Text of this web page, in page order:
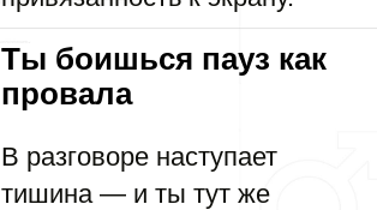
Ты боишься пауз как
провала
В разговоре наступает
тишина — и ты тут же